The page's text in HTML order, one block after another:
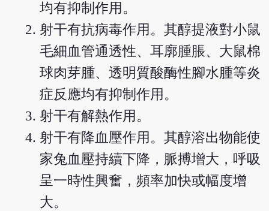
均有抑制作用。
射干有抗病毒作用。其醇提液對小鼠
毛細血管通透性、耳廓腫脹、大鼠棉
球肉芽腫、透明質酸酶性腳水腫等炎
症反應均有抑制作用。
射干有解熱作用。
射干有降血壓作用。其醇溶出物能使
家兔血壓持續下降，脈搏增大，呼吸
呈一時性興奮，頻率加快或幅度增
大。